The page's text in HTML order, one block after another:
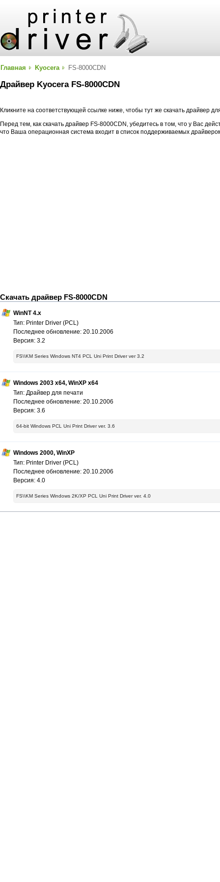
Главная Kyocera FS-8000CDN
Драйвер Kyocera FS-8000CDN
Кликните на соответствующей ссылке ниже, чтобы тут же скачать драйвер
Перед тем, как скачать драйвер FS-8000CDN, убедитесь в том, что у Вас
что Ваша операционная система входит в список поддерживаемых
Скачать драйвер FS-8000CDN
WinNT 4.x
Тип: Printer Driver (PCL)
Последнее обновление: 20.10.2006
Версия: 3.2
FS\\KM Series Windows NT4 PCL Uni Print Driver ver 3.2
Windows 2003 x64, WinXP x64
Тип: Драйвер для печати
Последнее обновление: 20.10.2006
Версия: 3.6
64-bit Windows PCL Uni Print Driver ver. 3.6
Windows 2000, WinXP
Тип: Printer Driver (PCL)
Последнее обновление: 20.10.2006
Версия: 4.0
FS\\KM Series Windows 2K/XP PCL Uni Print Driver ver. 4.0